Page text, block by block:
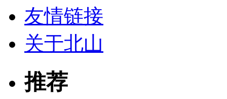
友情链接
关于北山
推荐